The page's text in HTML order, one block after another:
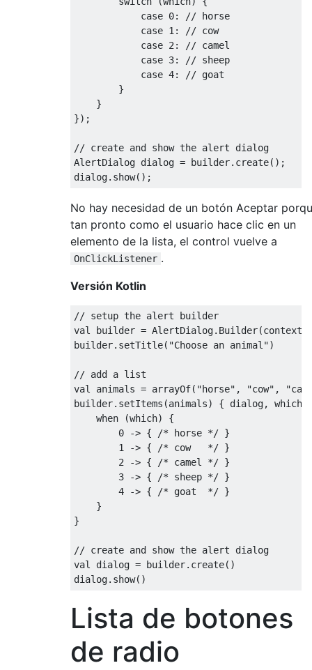
case 0:
// horse
case 1 :
// cow
case 2 :
// camel
case 3:
// sheep
case 4:
// goat
}
}
});
// create and show the alert dialog
AlertDialog dialog = builder. create();
dialog. show();
No hay necesidad de un botón Aceptar
tan pronto como el usuario hace clic en un
elemento de la lista, el control vuelve a
OnClickListener .
Versión Kotlin
// setup the alert builder
val builder = AlertDialog. Builder(context
builder. setTitle( "Choose an animal")
// add a list
val animals = arrayOf( "horse" , "cow" ,
builder. setItems (animals) { dialog, which
when
(which)
{
0
-> { /* horse */ }
1
-> { /* cow   */ }
2
-> { /* camel */ }
3
-> { /* sheep */ }
4
-> { /* goat  */ }
}
}
// create and show the alert dialog
val dialog = builder. create()
dialog. show()
Lista de botones
de radio